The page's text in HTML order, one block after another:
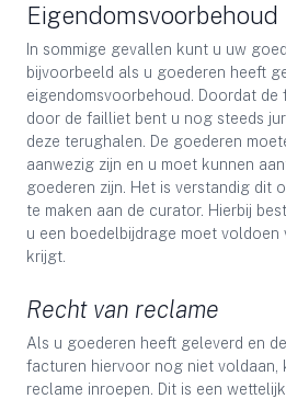
Eigendomsvoorbehoud
In sommige gevallen kunt u uw
bijvoorbeeld als u goederen heeft
eigendomsvoorbehoud. Doordat de
door de failliet bent u nog steeds
deze terughalen. De goederen
aanwezig zijn en u moet kunnen
goederen zijn. Het is verstandig dit
te maken aan de curator. Hierbij
u een boedelbijdrage moet
krijgt.
Recht van reclame
Als u goederen heeft geleverd en
facturen hiervoor nog niet voldaan,
reclame inroepen. Dit is een